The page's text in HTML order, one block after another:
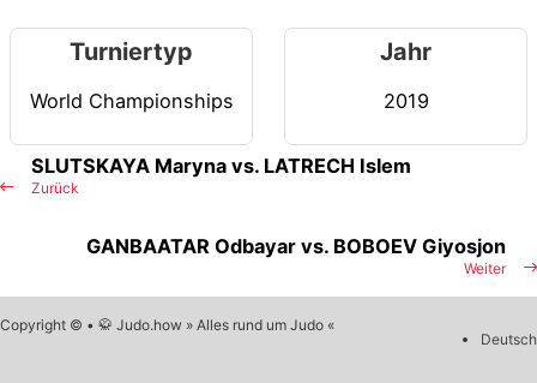
Turniertyp
World Championships
Jahr
2019
Zurück
SLUTSKAYA Maryna vs. LATRECH Islem
Weiter
GANBAATAR Odbayar vs. BOBOEV Giyosjon
Copyright © • 🥋 Judo.how » Alles rund um Judo «
Deutsch